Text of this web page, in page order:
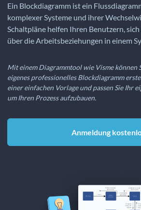
Ein Blockdiagramm ist ein
komplexer Systeme und ihrer
Schaltpläne helfen Ihren Benutzern,
über die Arbeitsbeziehungen in einem
Mit einem Diagrammtool wie Visme können
eigenes professionelles Blockdiagramm
einer einfachen Vorlage und passen Sie Ihr
um Ihren Prozess aufzubauen.
Anmeldung